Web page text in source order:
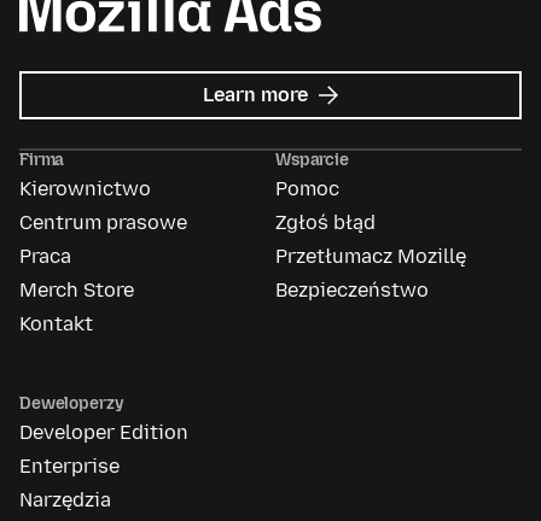
Learn more about
Mozilla
Firma
Kierownictwo
Centrum prasowe
Praca
Merch Store
Kontakt
Wsparcie
Pomoc
Zgłoś błąd
Przetłumacz Mozillę
Bezpieczeństwo
Deweloperzy
Developer Edition
Enterprise
Narzędzia